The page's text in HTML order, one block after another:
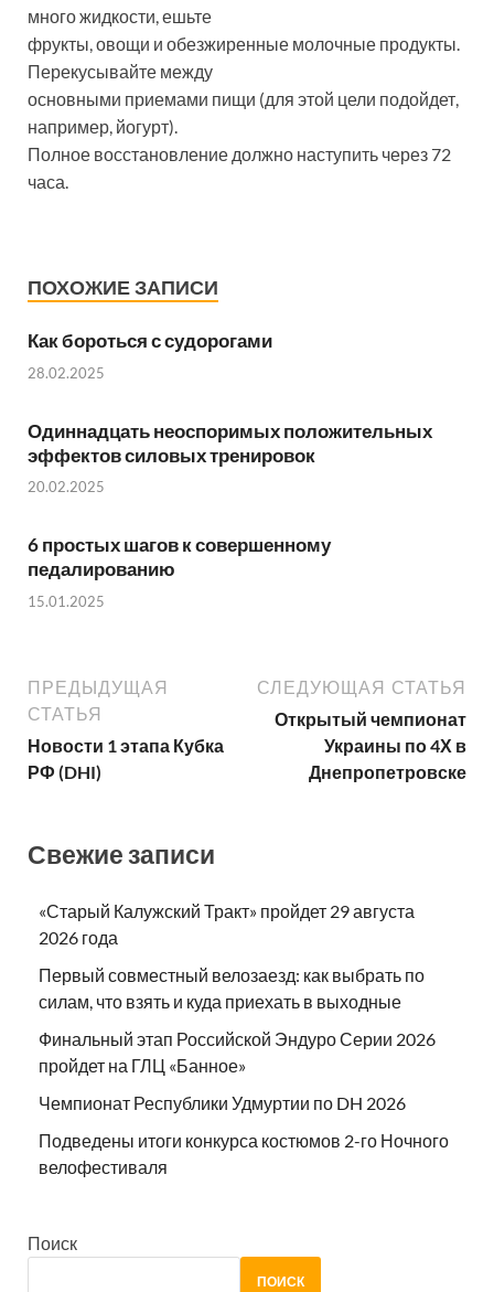
много жидкости, ешьте
фрукты, овощи и обезжиренные молочные продукты.
Перекусывайте между
основными приемами пищи (для этой цели подойдет,
например, йогурт).
Полное восстановление должно наступить через 72
часа.
ПОХОЖИЕ ЗАПИСИ
Как бороться с судорогами
28.02.2025
Одиннадцать неоспоримых положительных
эффектов силовых тренировок
20.02.2025
6 простых шагов к совершенному
педалированию
15.01.2025
ПРЕДЫДУЩАЯ
СТАТЬЯ
Новости 1 этапа Кубка
РФ (DHI)
СЛЕДУЮЩАЯ СТАТЬЯ
Открытый чемпионат
Украины по 4Х в
Днепропетровске
Свежие записи
«Старый Калужский Тракт» пройдет 29 августа
2026 года
Первый совместный велозаезд: как выбрать по
силам, что взять и куда приехать в выходные
Финальный этап Российской Эндуро Серии 2026
пройдет на ГЛЦ «Банное»
Чемпионат Республики Удмуртии по DH 2026
Подведены итоги конкурса костюмов 2-го Ночного
велофестиваля
Поиск
ПОИСК